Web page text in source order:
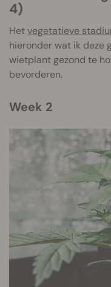
4)
Hetvegetatieve
hieronder wat ik deze
wietplant gezond te
bevorderen.
Week 2